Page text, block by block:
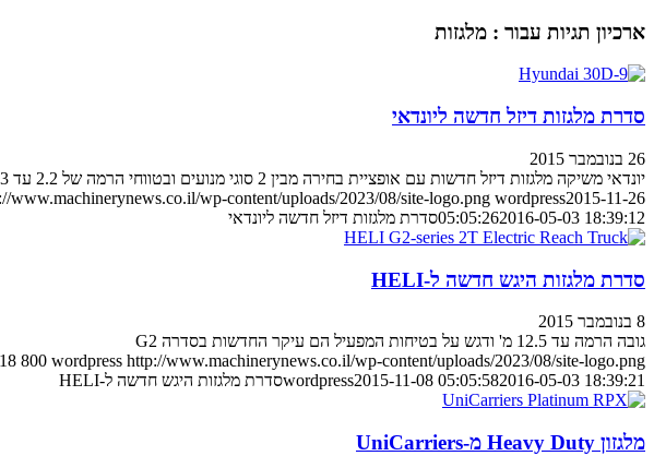
ארכיון תגיות עבור : מלגזות
סדרת מלגזות דיזל חדשה ליונדאי
26 בנובמבר 2015
יונדאי משיקה מלגזות דיזל חדשות עם אופציית בחירה מבין 2 סוגי מנועים ובטווחי הרמה של 2.2 עד 3.3 טון
www.machinerynews.co.il/wp-content/uploads/2023/08/site-logo.png wordpress2015-11-26
05:05:262016-05-03 18:39:12 סדרת מלגזות דיזל חדשה ליונדאי
סדרת מלגזות היגש חדשה ל-HELI
8 בנובמבר 2015
גובה הרמה עד 12.5 מ' ודגש על בטיחות המפעיל הם עיקר החדשות בסדרה G2
800 wordpress http://www.machinerynews.co.il/wp-content/uploads/2023/08/site-logo.png
wordpress2015-11-08 05:05:582016-05-03 18:39:21 סדרת מלגזות היגש חדשה ל-HELI
מלגזון Heavy Duty מ-UniCarriers